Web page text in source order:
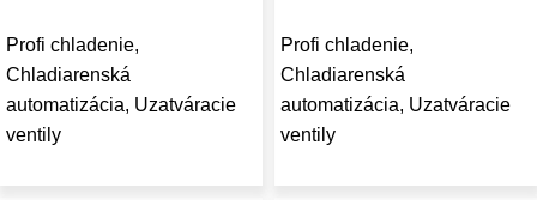
Profi chladenie,
Chladiarenská
automatizácia, Uzatváracie
ventily
Profi chladenie,
Chladiarenská
automatizácia, Uzatváracie
ventily